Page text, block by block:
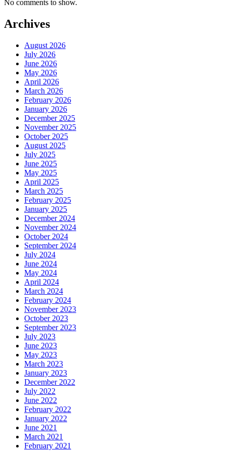
No comments to show.
Archives
August 2026
July 2026
June 2026
May 2026
April 2026
March 2026
February 2026
January 2026
December 2025
November 2025
October 2025
August 2025
July 2025
June 2025
May 2025
April 2025
March 2025
February 2025
January 2025
December 2024
November 2024
October 2024
September 2024
July 2024
June 2024
May 2024
April 2024
March 2024
February 2024
November 2023
October 2023
September 2023
July 2023
June 2023
May 2023
March 2023
January 2023
December 2022
July 2022
June 2022
February 2022
January 2022
June 2021
March 2021
February 2021